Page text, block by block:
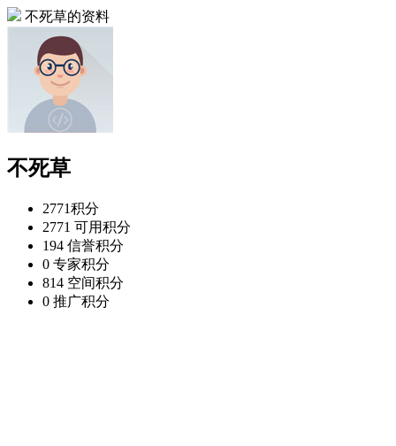
不死草的资料
不死草
2771积分
2771 可用积分
194 信誉积分
0 专家积分
814 空间积分
0 推广积分